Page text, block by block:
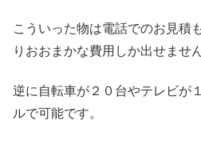
こういった物は電話でのお見積
りおおまかな費用しか出せません
逆に自転車が２０台やテレビが
ルで可能です。